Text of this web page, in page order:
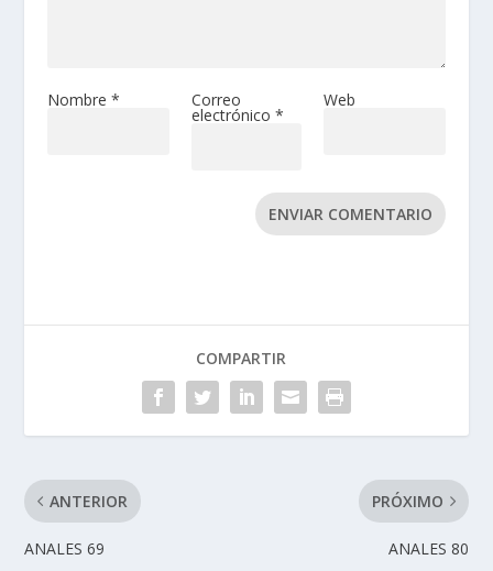
Nombre * Correo
electrónico *
Web
ENVIAR COMENTARIO
COMPARTIR
ANTERIOR
ANALES 69
PRÓXIMO
ANALES 80